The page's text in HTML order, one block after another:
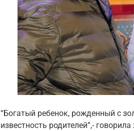
“Богатый ребенок, рожденный с
известность родителей”,-